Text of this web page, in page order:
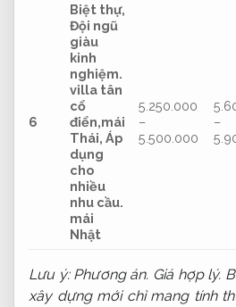
6
Biệt thự,
Đội ngũ
giàu
kinh
nghiệm.
villa tân
cổ
điển,mái
Thái,Áp
dụng
cho
nhiều
nhu cầu.
mái
Nhật
5.250.000
–
5.500.000
–
Lưu ý: Phương án. Giá hợp lý.
xây dựng mới chỉ mang tính